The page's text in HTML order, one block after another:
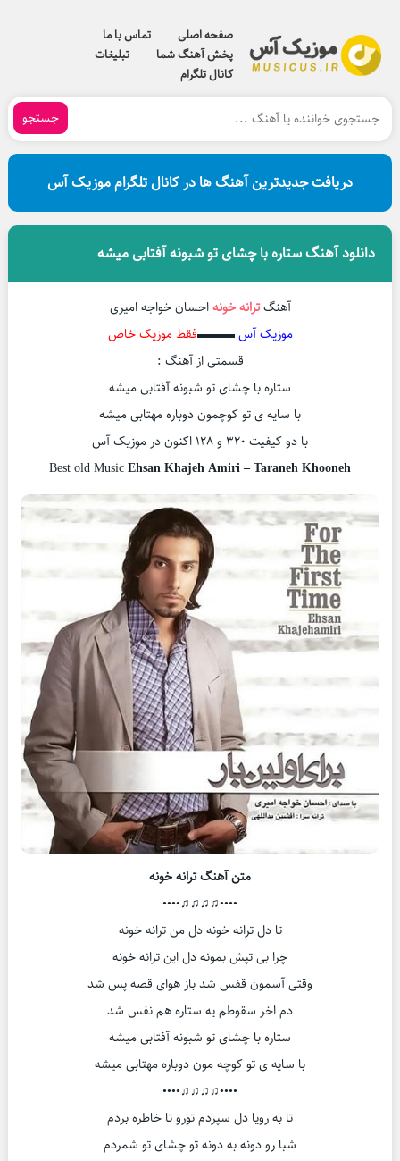
صفحه اصلی
تماس با ما
پخش آهنگ شما
تبلیغات
کانال تلگرام
جستجو
دریافت جدیدترین آهنگ ها در کانال تلگرام موزیک آس
دانلود آهنگ ستاره با چشای تو شبونه آفتابی میشه
آهنگترانه خونهاحسان خواجه امیری
موزیک آس▬▬▬فقط موزیک خاص
قسمتی از آهنگ :
ستاره با چشای تو شبونه آفتابی میشه
با سایه ی تو کوچمون دوباره مهتابی میشه
با دو کیفیت ۳۲۰ و ۱۲۸ اکنون در موزیک آس
Best old MusicEhsan Khajeh Amiri – Taraneh Khooneh
متن آهنگ ترانه خونه
••••♫♫♫♫••••
تا دل ترانه خونه دل من ترانه خونه
چرا بی تپش بمونه دل این ترانه خونه
وقتی آسمون قفس شد باز هوای قصه پس شد
دم اخر سقوطم یه ستاره هم نفس شد
ستاره با چشای تو شبونه آفتابی میشه
با سایه ی تو کوچه مون دوباره مهتابی میشه
••••♫♫♫♫••••
تا به رویا دل سپردم تورو تا خاطره بردم
شبا رو دونه به دونه تو چشای تو شمردم